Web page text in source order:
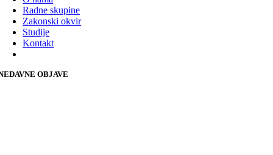
Radne skupine
Zakonski okvir
Studije
Kontakt
OBJAVE